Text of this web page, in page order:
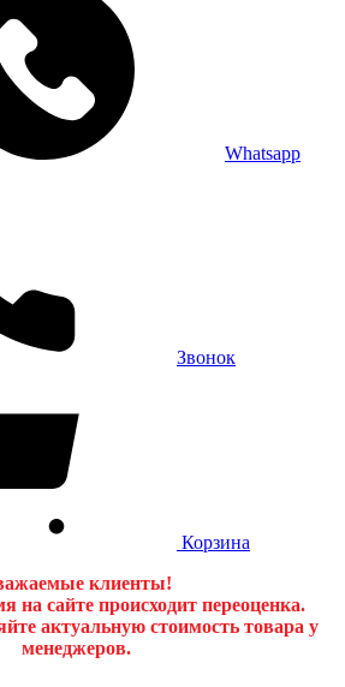
Whatsapp
Звонок
Корзина
клиенты!
на сайте происходит переоценка.
актуальную стоимость товара у
менеджеров.